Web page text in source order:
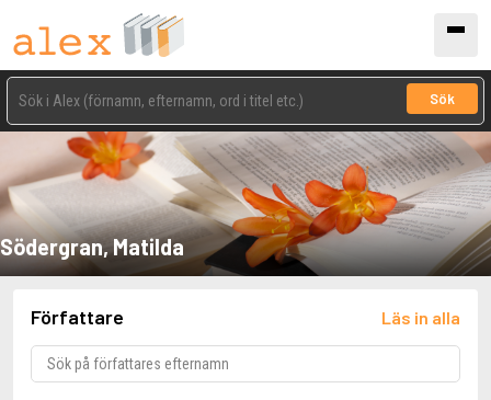
Sök
Södergran, Matilda
Författare Läs in alla